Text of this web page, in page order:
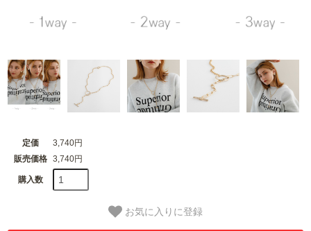
定価
3,740円
販売価格
3,740円
購入数
お気に入りに登録